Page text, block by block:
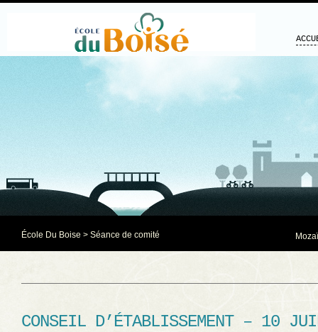
École Du Boise > Séance de comité
CONSEIL D’ÉTABLISSEMENT – 10